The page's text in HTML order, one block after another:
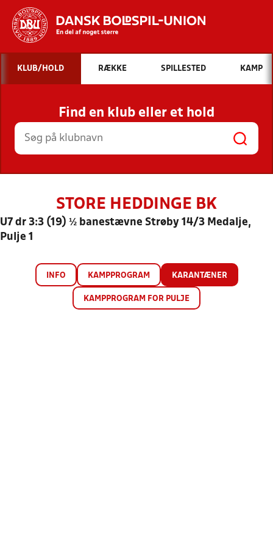
Hvad vil du søge efter?
INDHOLD OG NYHEDER
STILLINGER, RESULTATER, KLUBBER OG
HOLD
KLUB/HOLD RÆKKE SPILLESTED KAMP
Find en klub eller et hold
STORE HEDDINGE BK
U7 dr 3:3 (19) ½ banestævne Strøby 14/3 Medalje,
Pulje 1
INFO KAMPPROGRAM KARANTÆNER
KAMPPROGRAM FOR PULJE